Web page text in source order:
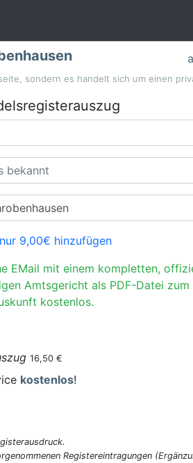
sondern es handelt sich um einen
9,00€ hinzufügen
EMail mit einem kompletten,
Amtsgericht als PDF-Datei zum
kostenlos.
16,50 €
kostenlos!
Registereintragungen